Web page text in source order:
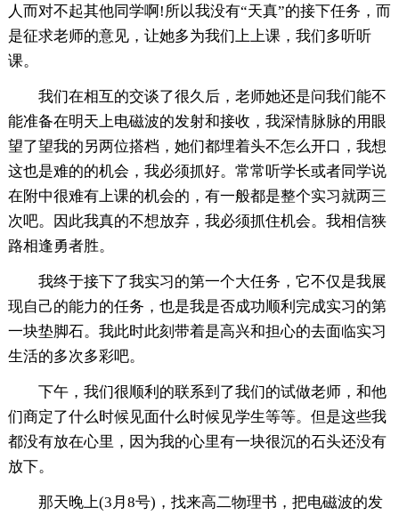
人而对不起其他同学啊!所以我没有“天真”的接下任务，而
是征求老师的意见，让她多为我们上上课，我们多听听
课。
我们在相互的交谈了很久后，老师她还是问我们能不
能准备在明天上电磁波的发射和接收，我深情脉脉的用眼
望了望我的另两位搭档，她们都埋着头不怎么开口，我想
这也是难的的机会，我必须抓好。常常听学长或者同学说
在附中很难有上课的机会的，有一般都是整个实习就两三
次吧。因此我真的不想放弃，我必须抓住机会。我相信狭
路相逢勇者胜。
我终于接下了我实习的第一个大任务，它不仅是我展
现自己的能力的任务，也是我是否成功顺利完成实习的第
一块垫脚石。我此时此刻带着是高兴和担心的去面临实习
生活的多次多彩吧。
下午，我们很顺利的联系到了我们的试做老师，和他
们商定了什么时候见面什么时候见学生等等。但是这些我
都没有放在心里，因为我的心里有一块很沉的石头还没有
放下。
那天晚上(3月8号)，找来高二物理书，把电磁波的发